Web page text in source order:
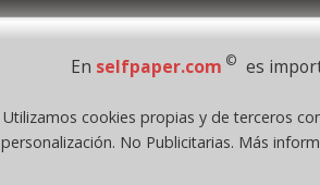
© 1995 - 2026 Grupo Selfpaper. Todos los
En selfpaper.com © es
Utilizamos cookies propias y de terceros
personalización. No Publicitarias. Más